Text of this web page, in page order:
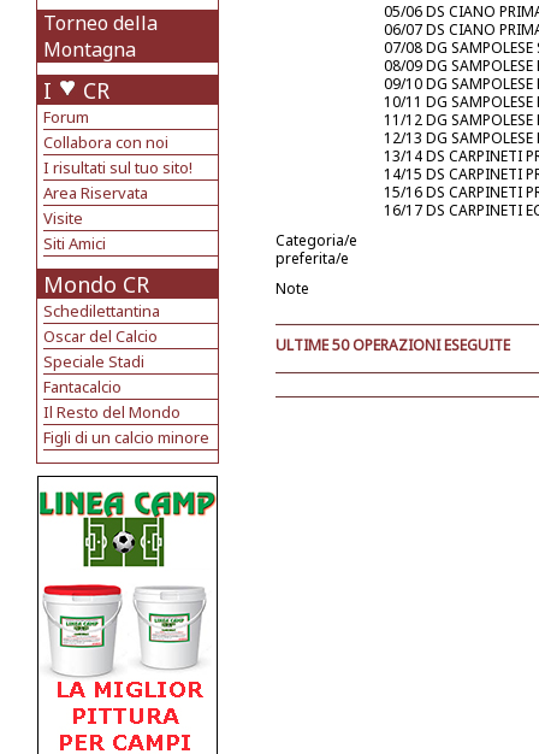
Torneo della
Montagna
I CR
Forum
Collabora con noi
I risultati sul tuo sito!
Area Riservata
Visite
Siti Amici
Mondo CR
Schedilettantina
Oscar del Calcio
Speciale Stadi
Fantacalcio
Il Resto del Mondo
Figli di un calcio minore
05/06 DS CIANO
06/07 DS CIANO
07/08 DG
08/09 DG
09/10 DG
10/11 DG
11/12 DG
12/13 DG
13/14 DS CARPINETI
14/15 DS CARPINETI
15/16 DS CARPINETI
16/17 DS CARPINETI
Categoria/e
preferita/e
Note
ULTIME 50 OPERAZIONI ESEGUITE